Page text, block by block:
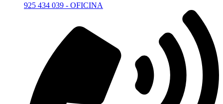
925 434 039 - OFICINA